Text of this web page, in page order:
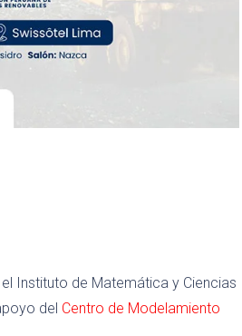
Instituto de Matemática y Ciencias
del Centro de Modelamiento